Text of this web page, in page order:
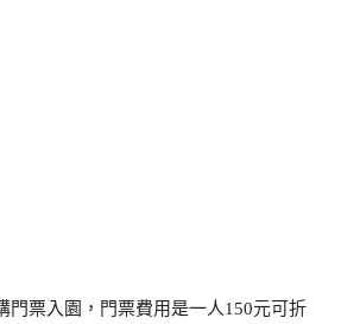
門票入園，門票費用是一人150元可折